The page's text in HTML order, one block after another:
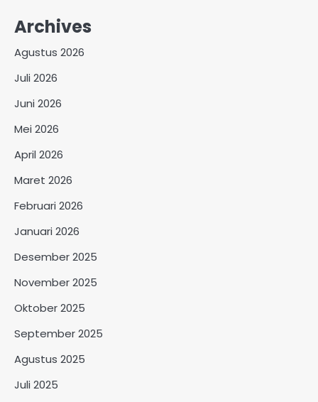
Archives
Agustus 2026
Juli 2026
Juni 2026
Mei 2026
April 2026
Maret 2026
Februari 2026
Januari 2026
Desember 2025
November 2025
Oktober 2025
September 2025
Agustus 2025
Juli 2025